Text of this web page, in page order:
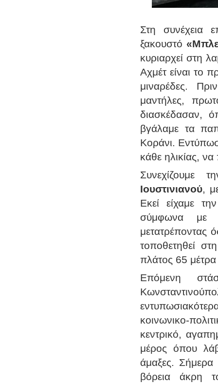
Στη συνέχεια
ξακουστό
κυριαρχεί στη
Αχμέτ είναι το
μιναρέδες.
μαντήλες,
διασκέδασαν,
βγάλαμε τα
Κοράνι.
κάθε ηλικίας,
Ιουστινιανού,
Εκεί είχαμε
σύμφωνα με
μετατρέποντας
τοποθετηθεί
πλάτος 65 μέτρα
Επόμενη
κοινωνικο-
κεντρικό,
μέρος όπου
άμαξες. Σήμερα
βόρεια άκρη